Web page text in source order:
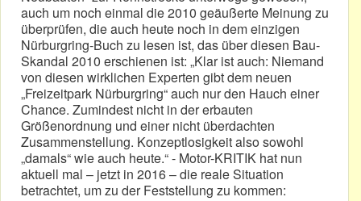
auch um noch einmal die 2010 geäußerte Meinung zu
überprüfen, die auch heute noch in dem einzigen
Nürburgring-Buch zu lesen ist, das über diesen Bau-
Skandal 2010 erschienen ist: „Klar ist auch: Niemand
von diesen wirklichen Experten gibt dem neuen
„Freizeitpark Nürburgring“ auch nur den Hauch einer
Chance. Zumindest nicht in der erbauten
Größenordnung und einer nicht überdachten
Zusammenstellung. Konzeptlosigkeit also sowohl
„damals“ wie auch heute.“ - Motor-KRITIK hat nun
aktuell mal – jetzt in 2016 – die reale Situation
betrachtet, um zu der Feststellung zu kommen: